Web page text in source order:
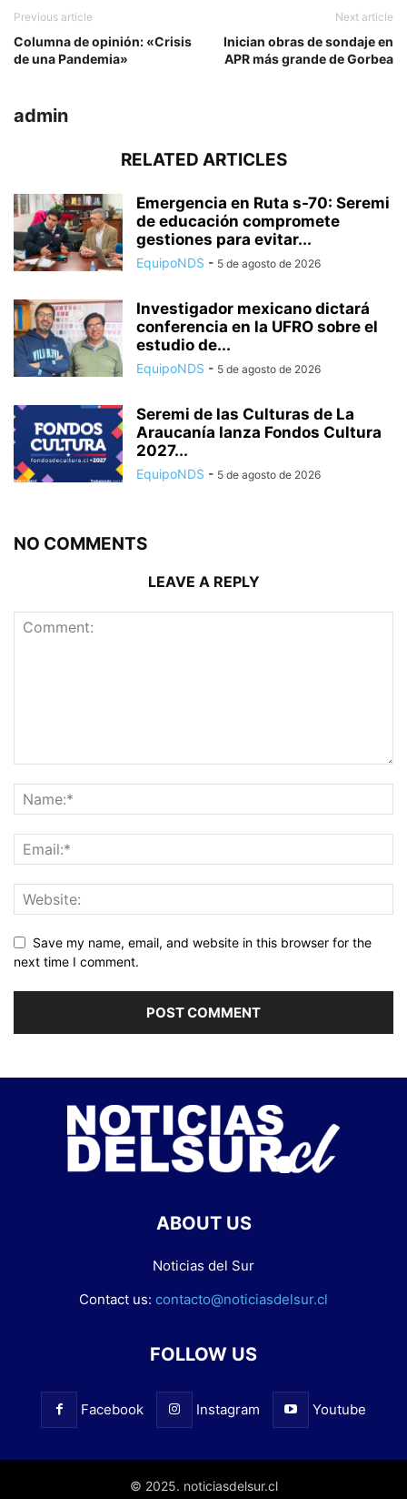
Previous article
Columna de opinión: «Crisis
de una Pandemia»
Next article
Inician obras de sondaje en
APR más grande de Gorbea
admin
RELATED ARTICLES
Emergencia en Ruta s-70: Seremi
de educación compromete
gestiones para evitar...
EquipoNDS - 5 de agosto de 2026
Investigador mexicano dictará
conferencia en la UFRO sobre el
estudio de...
EquipoNDS - 5 de agosto de 2026
Seremi de las Culturas de La
Araucanía lanza Fondos Cultura
2027...
EquipoNDS - 5 de agosto de 2026
NO COMMENTS
LEAVE A REPLY
Save my name, email, and website in this browser for the
next time I comment.
ABOUT US
Noticias del Sur
Contact us: contacto@noticiasdelsur.cl
FOLLOW US
Facebook Instagram Youtube
© 2025. noticiasdelsur.cl